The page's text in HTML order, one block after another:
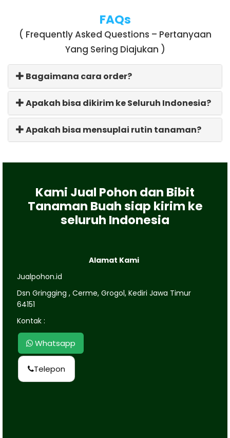
FAQs
( Frequently Asked Questions – Pertanyaan
Yang Sering Diajukan )
Bagaimana cara order?
Apakah bisa dikirim ke Seluruh Indonesia?
Apakah bisa mensuplai rutin tanaman?
Kami Jual Pohon dan Bibit
Tanaman Buah siap kirim ke
seluruh Indonesia
Alamat Kami
Jualpohon.id
Dsn Gringging , Cerme, Grogol, Kediri Jawa Timur
64151
Kontak :
Whatsapp
Telepon